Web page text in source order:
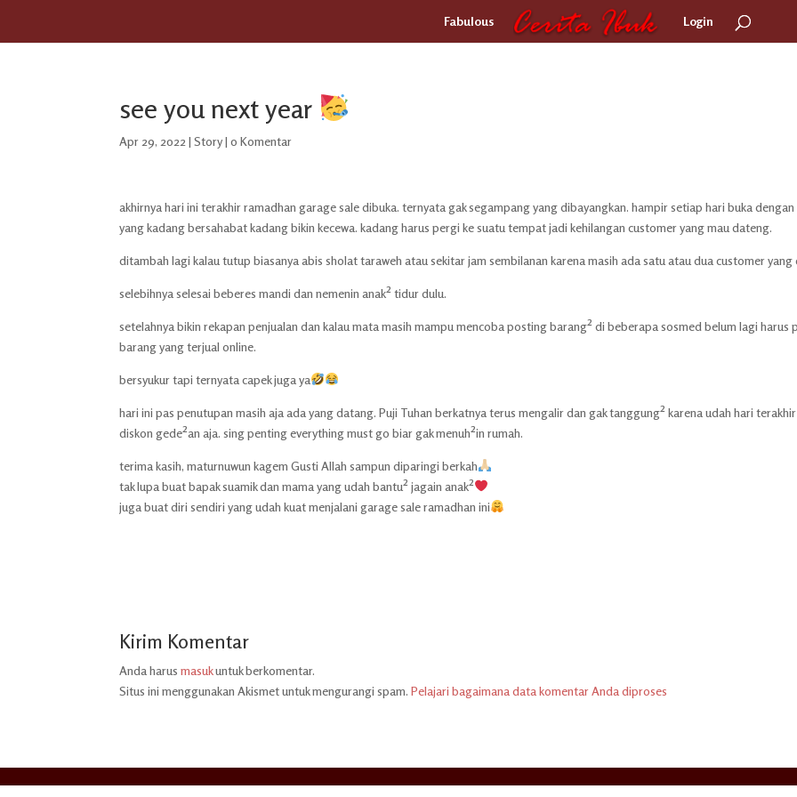
Fabulous Login
see you next year
Apr 29, 2022 |Story|0 Komentar
akhirnya hari ini terakhir ramadhan garage sale dibuka. ternyata gak segampang yang dibayangkan. hampir setiap hari buka dengan
yang kadang bersahabat kadang bikin kecewa. kadang harus pergi ke suatu tempat jadi kehilangan customer yang mau dateng.
ditambah lagi kalau tutup biasanya abis sholat taraweh atau sekitar jam sembilanan karena masih ada satu atau dua customer
selebihnya selesai beberes mandi dan nemenin anak² tidur dulu.
setelahnya bikin rekapan penjualan dan kalau mata masih mampu mencoba posting barang² di beberapa sosmed belum lagi harus
barang yang terjual online.
bersyukur tapi ternyata capek juga ya
hari ini pas penutupan masih aja ada yang datang. Puji Tuhan berkatnya terus mengalir dan gak tanggung² karena udah hari
diskon gede²an aja. sing penting everything must go biar gak menuh²in rumah.
terima kasih, maturnuwun kagem Gusti Allah sampun diparingi berkah
tak lupa buat bapak suamik dan mama yang udah bantu² jagain anak²
juga buat diri sendiri yang udah kuat menjalani garage sale ramadhan ini
Kirim Komentar
Anda harusmasukuntuk berkomentar.
Situs ini menggunakan Akismet untuk mengurangi spam.Pelajari bagaimana data komentar Anda diproses